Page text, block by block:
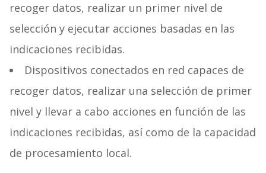
recoger datos, realizar un primer nivel de
selección y ejecutar acciones basadas en las
indicaciones recibidas.
Dispositivos conectados en red capaces de
recoger datos, realizar una selección de primer
nivel y llevar a cabo acciones en función de las
indicaciones recibidas, así como de la capacidad
de procesamiento local.